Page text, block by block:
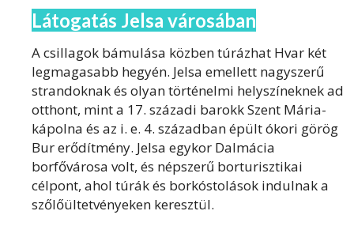
Látogatás Jelsa városában
A csillagok bámulása közben túrázhat Hvar két
legmagasabb hegyén. Jelsa emellett nagyszerű
strandoknak és olyan történelmi helyszíneknek ad
otthont, mint a 17. századi barokk Szent Mária-
kápolna és az i. e. 4. században épült ókori görög
Bur erődítmény. Jelsa egykor Dalmácia
borfővárosa volt, és népszerű borturisztikai
célpont, ahol túrák és borkóstolások indulnak a
szőlőültetvényeken keresztül.